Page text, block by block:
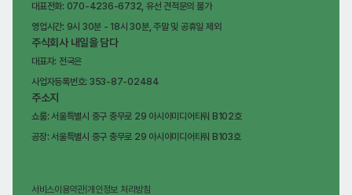
대표전화: 070-4236-6732, 유선 견적문의 불가
영업시간: 9시 30분 - 18시 30분, 주말 및 공휴일 제외
주식회사 내일을 담다
대표자: 전국은
사업자등록번호: 353-87-02484
주소지
쇼룸: 서울특별시 중구 충무로 29 아시아미디어타워 B102호
공장: 서울특별시 중구 충무로 29 아시아미디어타워 B103호
서비스이용약관| 개인정보 처리방침